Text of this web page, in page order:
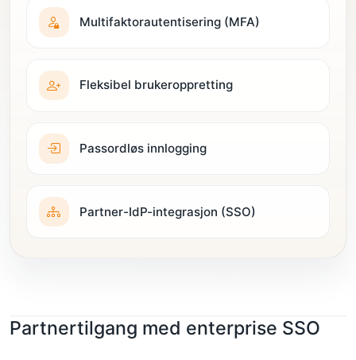
Multifaktorautentisering (MFA)
Fleksibel brukeroppretting
Passordløs innlogging
Partner-IdP-integrasjon (SSO)
Partnertilgang med enterprise SSO